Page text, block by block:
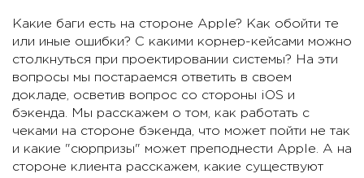
Какие баги есть на стороне Apple? Как обойти те
или иные ошибки? С какими корнер-кейсами можно
столкнуться при проектировании системы? На эти
вопросы мы постараемся ответить в своем
докладе, осветив вопрос со стороны iOS и
бэкенда. Мы расскажем о том, как работать с
чеками на стороне бэкенда, что может пойти не так
и какие "сюрпризы" может преподнести Apple. А на
стороне клиента расскажем, какие существуют